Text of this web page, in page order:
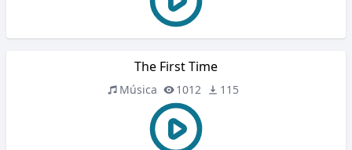
The First Time
Música 1012 115